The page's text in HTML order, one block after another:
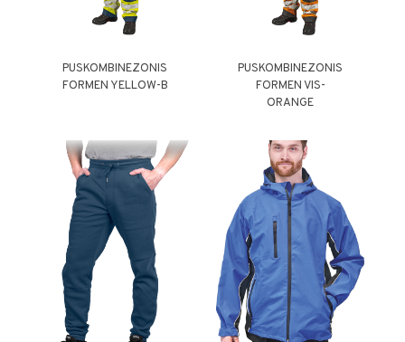
PUSKOMBINEZONIS
FORMEN YELLOW-B
PUSKOMBINEZONIS
FORMEN VIS-
ORANGE